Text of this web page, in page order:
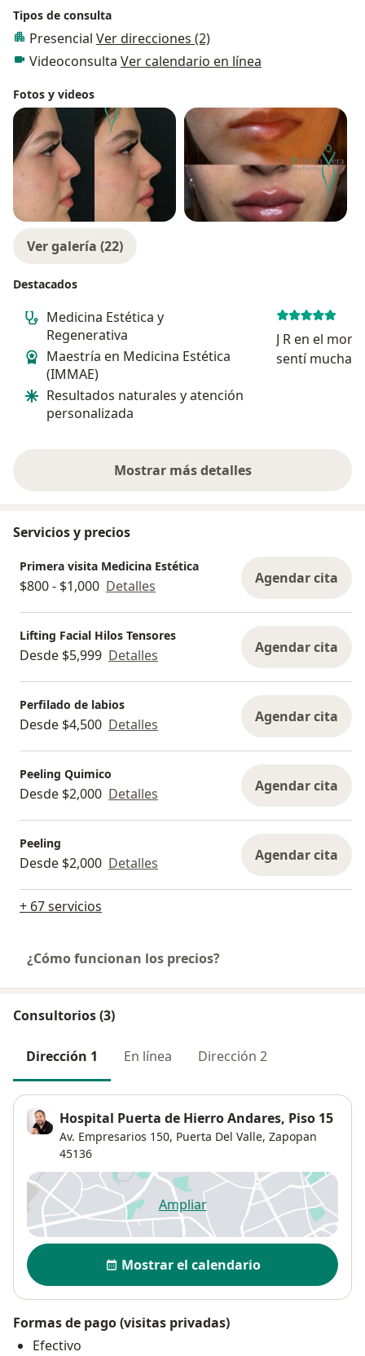
Tipos de consulta
Presencial Ver direcciones (2)
Videoconsulta Ver calendario en línea
Fotos y videos
Ver galería (22)
Destacados
Medicina Estética y
Regenerativa
Maestría en Medicina Estética
(IMMAE)
Resultados naturales y atención
personalizada
J R en el
sentí mucha
Mostrar más detalles
sobre la experiencia
Servicios y precios
Primera visita Medicina Estética
$800 - $1,000 Detalles Agendar cita
Lifting Facial Hilos Tensores
Desde $5,999 Detalles Agendar cita
Perfilado de labios
Desde $4,500 Detalles Agendar cita
Peeling Quimico
Desde $2,000 Detalles Agendar cita
Peeling
Desde $2,000 Detalles Agendar cita
+ 67 servicios
¿Cómo funcionan los precios?
Consultorios (3)
Dirección 1 En línea Dirección 2
Hospital Puerta de Hierro Andares, Piso 15
Av. Empresarios 150, Puerta Del Valle, Zapopan
45136
Ampliarse abre en una nueva
Disponibilidad
Mostrar el calendario
Formas de pago (visitas privadas)
Efectivo